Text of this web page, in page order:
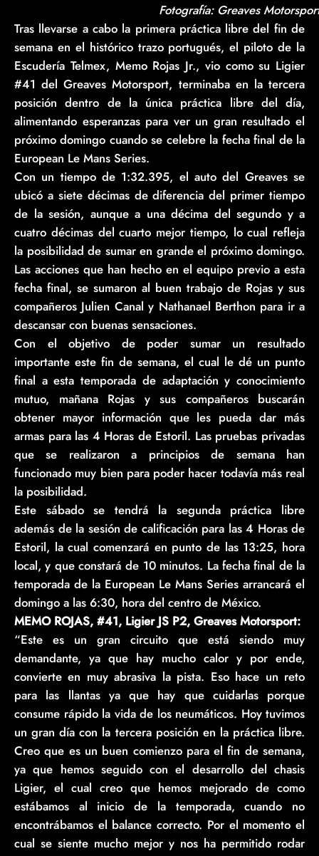
Fotografía: Greaves
Tras llevarse a cabo la primera práctica libre del fin de
semana en el histórico trazo portugués, el piloto de la
Escudería Telmex, Memo Rojas Jr., vio como su Ligier
#41 del Greaves Motorsport, terminaba en la tercera
posición dentro de la única práctica libre del día,
alimentando esperanzas para ver un gran resultado el
próximo domingo cuando se celebre la fecha final de la
European Le Mans Series.
Con un tiempo de 1:32.395, el auto del Greaves se
ubicó a siete décimas de diferencia del primer tiempo
de la sesión, aunque a una décima del segundo y a
cuatro décimas del cuarto mejor tiempo, lo cual refleja
la posibilidad de sumar en grande el próximo domingo.
Las acciones que han hecho en el equipo previo a esta
fecha final, se sumaron al buen trabajo de Rojas y sus
compañeros Julien Canal y Nathanael Berthon para ir a
descansar con buenas sensaciones.
Con el objetivo de poder sumar un resultado
importante este fin de semana, el cual le dé un punto
final a esta temporada de adaptación y conocimiento
mutuo, mañana Rojas y sus compañeros buscarán
obtener mayor información que les pueda dar más
armas para las 4 Horas de Estoril. Las pruebas privadas
que se realizaron a principios de semana han
funcionado muy bien para poder hacer todavía más real
la posibilidad.
Este sábado se tendrá la segunda práctica libre
además de la sesión de calificación para las 4 Horas de
Estoril, la cual comenzará en punto de las 13:25, hora
local, y que constará de 10 minutos. La fecha final de la
temporada de la European Le Mans Series arrancará el
domingo a las 6:30, hora del centro de México.
MEMO ROJAS, #41, Ligier JS P2, Greaves Motorsport:
“Este es un gran circuito que está siendo muy
demandante, ya que hay mucho calor y por ende,
convierte en muy abrasiva la pista. Eso hace un reto
para las llantas ya que hay que cuidarlas porque
consume rápido la vida de los neumáticos. Hoy tuvimos
un gran día con la tercera posición en la práctica libre.
Creo que es un buen comienzo para el fin de semana,
ya que hemos seguido con el desarrollo del chasis
Ligier, el cual creo que hemos mejorado de como
estábamos al inicio de la temporada, cuando no
encontrábamos el balance correcto. Por el momento el
cual se siente mucho mejor y nos ha permitido rodar